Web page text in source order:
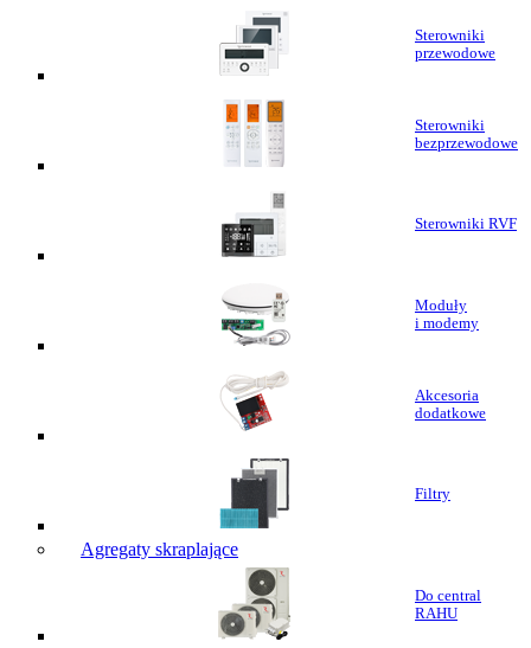
Sterowniki
przewodowe
Sterowniki
bezprzewodowe
Sterowniki RVF
Moduły
i modemy
Akcesoria
dodatkowe
Filtry
Agregaty skraplające
Do central
RAHU